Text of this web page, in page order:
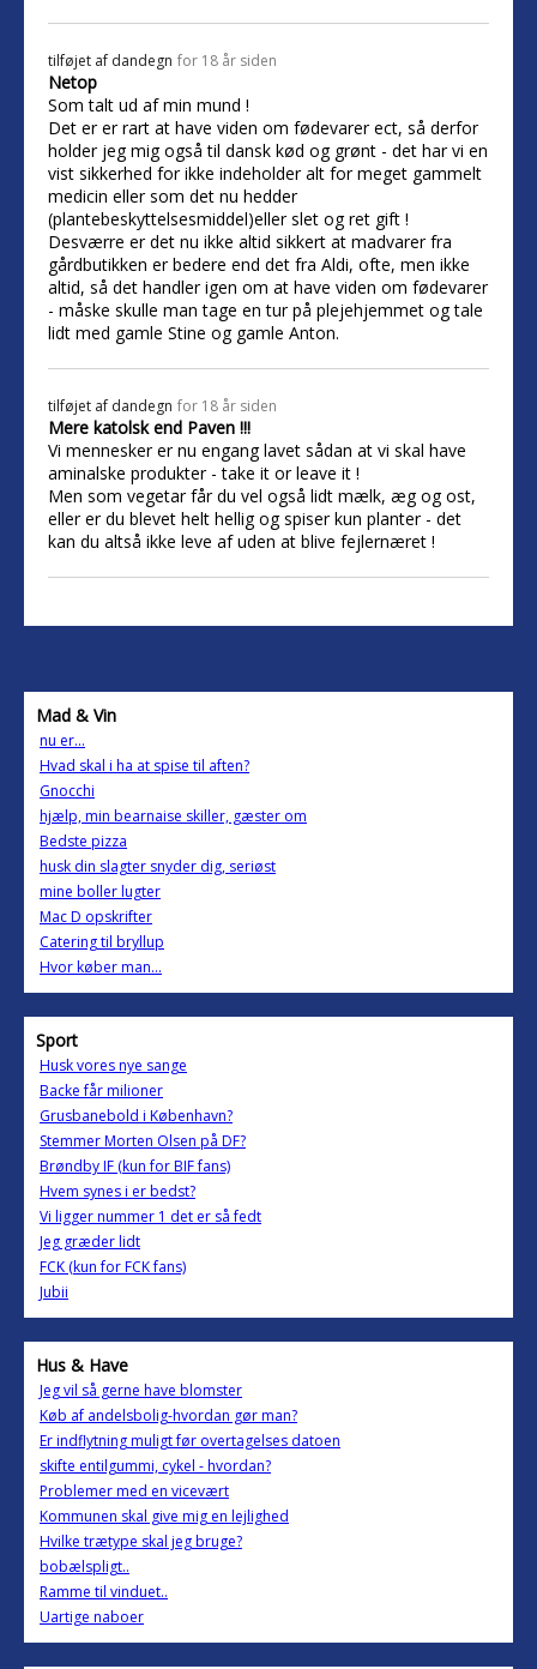
tilføjet af dandegn for 18 år siden
Netop
Som talt ud af min mund !
Det er er rart at have viden om fødevarer ect, så derfor
holder jeg mig også til dansk kød og grønt - det har vi en
vist sikkerhed for ikke indeholder alt for meget gammelt
medicin eller som det nu hedder
(plantebeskyttelsesmiddel)eller slet og ret gift !
Desværre er det nu ikke altid sikkert at madvarer fra
gårdbutikken er bedere end det fra Aldi, ofte, men ikke
altid, så det handler igen om at have viden om fødevarer
- måske skulle man tage en tur på plejehjemmet og tale
lidt med gamle Stine og gamle Anton.
tilføjet af dandegn for 18 år siden
Mere katolsk end Paven !!!
Vi mennesker er nu engang lavet sådan at vi skal have
aminalske produkter - take it or leave it !
Men som vegetar får du vel også lidt mælk, æg og ost,
eller er du blevet helt hellig og spiser kun planter - det
kan du altså ikke leve af uden at blive fejlernæret !
Mad & Vin
nu er...
Hvad skal i ha at spise til aften?
Gnocchi
hjælp, min bearnaise skiller, gæster om
Bedste pizza
husk din slagter snyder dig, seriøst
mine boller lugter
Mac D opskrifter
Catering til bryllup
Hvor køber man...
Sport
Husk vores nye sange
Backe får milioner
Grusbanebold i København?
Stemmer Morten Olsen på DF?
Brøndby IF (kun for BIF fans)
Hvem synes i er bedst?
Vi ligger nummer 1 det er så fedt
Jeg græder lidt
FCK (kun for FCK fans)
Jubii
Hus & Have
Jeg vil så gerne have blomster
Køb af andelsbolig-hvordan gør man?
Er indflytning muligt før overtagelses datoen
skifte entilgummi, cykel - hvordan?
Problemer med en vicevært
Kommunen skal give mig en lejlighed
Hvilke trætype skal jeg bruge?
bobælspligt..
Ramme til vinduet..
Uartige naboer